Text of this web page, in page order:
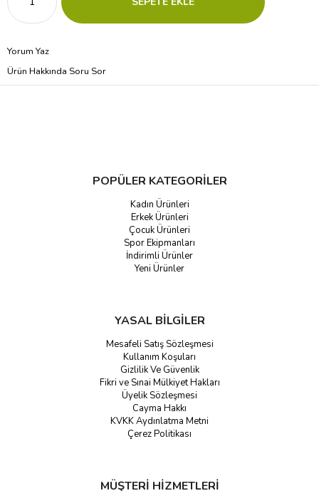
Yorum Yaz
Ürün Hakkında Soru Sor
POPÜLER KATEGORİLER
Kadın Ürünleri
Erkek Ürünleri
Çocuk Ürünleri
Spor Ekipmanları
İndirimli Ürünler
Yeni Ürünler
YASAL BİLGİLER
Mesafeli Satış Sözleşmesi
Kullanım Koşuları
Gizlilik Ve Güvenlik
Fikri ve Sınai Mülkiyet Hakları
Üyelik Sözleşmesi
Cayma Hakkı
KVKK Aydınlatma Metni
Çerez Politikası
MÜŞTERİ HİZMETLERİ